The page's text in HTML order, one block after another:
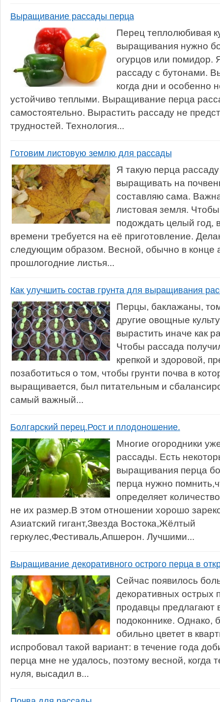
Выращивание рассады перца
Перец теплолюбивая
выращивания нужно
огурцов или помидор.
рассаду с бутонами.
когда дни и особенно
устойчиво теплыми. Выращивание перца
самостоятельно. Вырастить рассаду не
трудностей. Технология...
Готовим листовую землю для рассады
Я такую перца
выращивать на
составляю сама.
листовая земля.
подождать целый год,
времени требуется на её приготовление.
следующим образом. Весной, обычно в конце
прошлогодние листья...
Как улучшить состав грунта для выращивания
Перцы, баклажаны,
другие овощные
вырастить иначе как
Чтобы рассада
крепкой и здоровой,
позаботиться о том, чтобы грунти почва в
выращивается, был питательным и
самый важный...
Болгарский перец.Рост и плодоношение.
Многие огородники
рассады. Есть
выращивания перца
перца нужно
определяет
не их размер.В этом отношении хорошо
Азиатский гигант,Звезда Востока,Жёлтый
геркулес,Фестиваль,Апшерон. Лучшими...
Выращивание декоративного острого перца в
Сейчас появилось
декоративных острых
продавцы предлагают
подоконнике. Однако,
обильно цветет в
испробовал такой вариант: в течение года
перца мне не удалось, поэтому весной,
нуля, высадил в...